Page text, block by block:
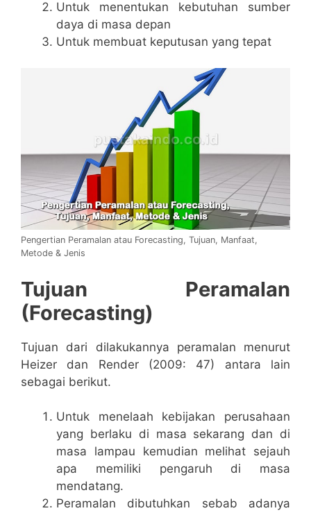
Untuk menentukan kebutuhan sumber
daya di masa depan
Untuk membuat keputusan yang tepat
Pengertian Peramalan atau Forecasting, Tujuan, Manfaat,
Metode & Jenis
Tujuan Peramalan
(Forecasting)
Tujuan dari dilakukannya peramalan menurut
Heizer dan Render (2009: 47) antara lain
sebagai berikut.
Untuk menelaah kebijakan perusahaan
yang berlaku di masa sekarang dan di
masa lampau kemudian melihat sejauh
apa memiliki pengaruh di masa
mendatang.
Peramalan dibutuhkan sebab adanya